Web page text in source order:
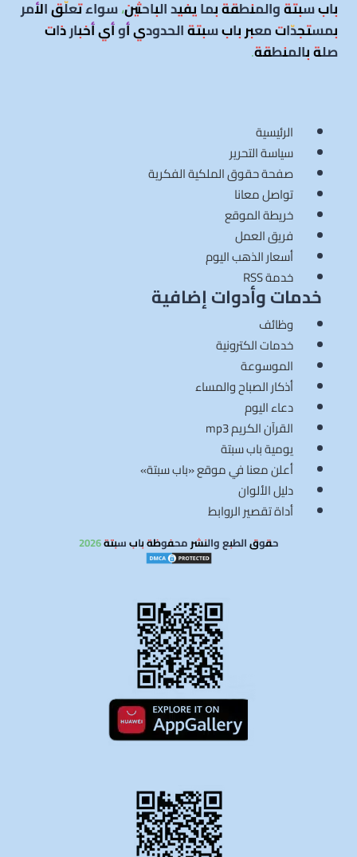
باب سبتة والمنطقة بما يفيد الباحثين، سواء تعلّق الأمر
بمستجدّات معبر باب سبتة الحدودي أو أي أخبار ذات
صلة بالمنطقة.
الرئيسية
سياسة التحرير
صفحة حقوق الملكية الفكرية
تواصل معانا
خريطة الموقع
فريق العمل
أسعار الذهب اليوم
خدمة RSS
خدمات وأدوات إضافية
وظائف
خدمات الكترونية
الموسوعة
أذكار الصباح والمساء
دعاء اليوم
القرآن الكريم mp3
يومية باب سبتة
أعلن معنا في موقع «باب سبتة»
دليل الألوان
أداة تقصير الروابط
حقوق الطبع والنشر محفوظة باب سبتة 2026